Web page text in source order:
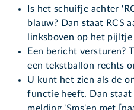
Is het schuifje achter
blauw? Dan staat RCS
linksboven op het
Een bericht versturen?
een tekstballon rechts
U kunt het zien als de
functie heeft. Dan staat